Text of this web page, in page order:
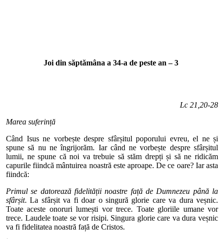
Joi din săptămâna a 34-a de peste an – 3
Lc 21,20-28
Marea suferință
Când Isus ne vorbește despre sfârșitul poporului evreu, el ne și
spune să nu ne îngrijorăm. Iar când ne vorbește despre sfârșitul
lumii, ne spune că noi va trebuie să stăm drepți și să ne ridicăm
capurile fiindcă mântuirea noastră este aproape. De ce oare? Iar asta
fiindcă:
Primul se datorează fidelității noastre față de Dumnezeu până la
sfârșit. La sfârșit va fi doar o singură glorie care va dura veșnic.
Toate aceste onoruri lumești vor trece. Toate gloriile umane vor
trece. Laudele toate se vor risipi. Singura glorie care va dura veșnic
va fi fidelitatea noastră față de Cristos.